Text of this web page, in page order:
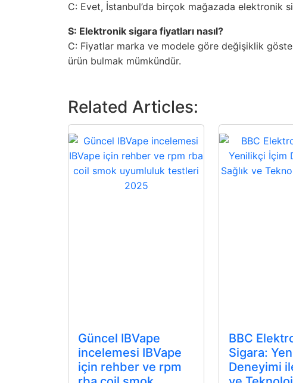
C: Evet, İstanbul’da birçok mağazada elektronik
S: Elektronik sigara fiyatları nasıl?
C: Fiyatlar marka ve modele göre değişiklik
ürün bulmak mümkündür.
Related Articles:
Güncel IBVape
incelemesi IBVape
için rehber ve rpm
BBC
Sigara:
Deneyimi